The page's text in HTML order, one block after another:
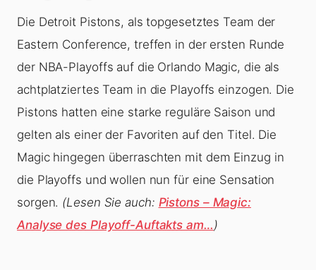
Die Detroit Pistons, als topgesetztes Team der
Eastern Conference, treffen in der ersten Runde
der NBA-Playoffs auf die Orlando Magic, die als
achtplatziertes Team in die Playoffs einzogen. Die
Pistons hatten eine starke reguläre Saison und
gelten als einer der Favoriten auf den Titel. Die
Magic hingegen überraschten mit dem Einzug in
die Playoffs und wollen nun für eine Sensation
sorgen. (Lesen Sie auch: Pistons – Magic:
Analyse des Playoff-Auftakts am…)